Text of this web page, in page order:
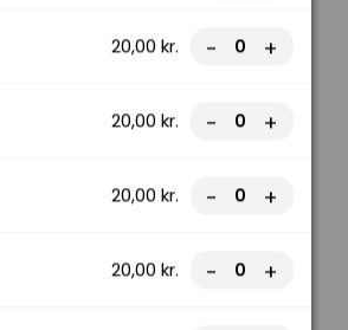
20,00 kr. - +
20,00 kr. - +
20,00 kr. - +
20,00 kr. - +